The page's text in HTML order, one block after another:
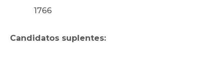
1766
Candidatos suplentes: